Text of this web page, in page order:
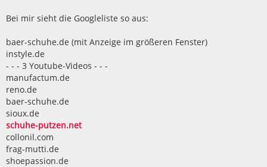
Bei mir sieht die Googleliste so aus:
baer-schuhe.de (mit Anzeige im größeren Fenster)
instyle.de
- - - 3 Youtube-Videos - - -
manufactum.de
reno.de
baer-schuhe.de
sioux.de
schuhe-putzen.net
collonil.com
frag-mutti.de
shoepassion.de